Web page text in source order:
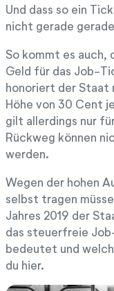
Und dass so ein
nicht gerade
So kommt es auch,
Geld für das Job-
honoriert der Staat
Höhe von 30 Cent
gilt allerdings nur
Rückweg können
werden.
Wegen der hohen
selbst tragen
Jahres 2019 der
das steuerfreie
bedeutet und
du hier.